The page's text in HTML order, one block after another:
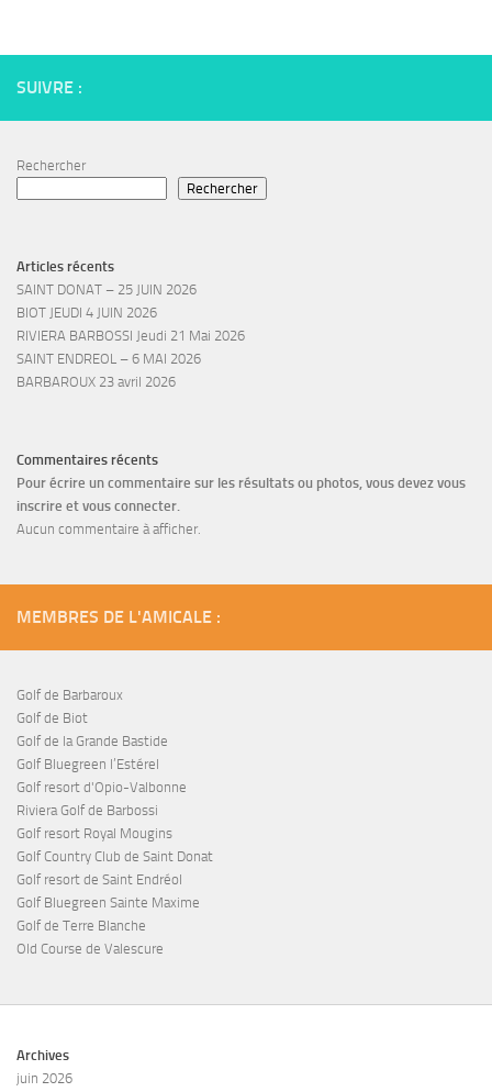
SUIVRE :
Rechercher
Rechercher
Articles récents
SAINT DONAT – 25 JUIN 2026
BIOT JEUDI 4 JUIN 2026
RIVIERA BARBOSSI Jeudi 21 Mai 2026
SAINT ENDREOL – 6 MAI 2026
BARBAROUX 23 avril 2026
Commentaires récents
Pour écrire un commentaire sur les résultats ou photos, vous devez vous
inscrire et vous connecter.
Aucun commentaire à afficher.
MEMBRES DE L'AMICALE :
Golf de Barbaroux
Golf de Biot
Golf de la Grande Bastide
Golf Bluegreen l’Estérel
Golf resort d'Opio-Valbonne
Riviera Golf de Barbossi
Golf resort Royal Mougins
Golf Country Club de Saint Donat
Golf resort de Saint Endréol
Golf Bluegreen Sainte Maxime
Golf de Terre Blanche
Old Course de Valescure
Archives
juin 2026